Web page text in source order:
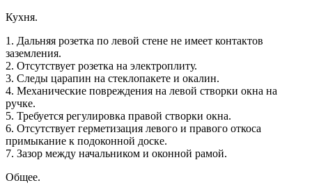
Кухня.
1. Дальняя розетка по левой стене не имеет контактов
заземления.
2. Отсутствует розетка на электроплиту.
3. Следы царапин на стеклопакете и окалин.
4. Механические повреждения на левой створки окна на
ручке.
5. Требуется регулировка правой створки окна.
6. Отсутствует герметизация левого и правого откоса
примыкание к подоконной доске.
7. Зазор между начальником и оконной рамой.
Общее.